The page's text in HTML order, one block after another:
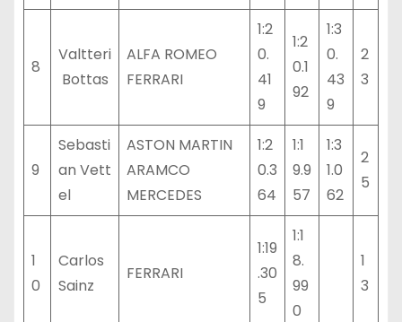
8
Valtteri
Bottas
ALFA ROMEO
FERRARI
1:2
0.
41
9
1:2
0.1
92
1:3
0.
43
9
2
3
9
Sebasti
an Vett
el
ASTON MARTIN
ARAMCO
MERCEDES
1:2
0.3
64
1:1
9.9
57
1:3
1.0
62
2
5
1
0
Carlos
Sainz
FERRARI
1:19
.30
5
1:1
8.
99
0
1
3